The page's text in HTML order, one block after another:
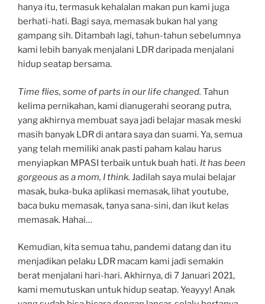
hanya itu, termasuk kehalalan makan pun kami juga
berhati-hati. Bagi saya, memasak bukan hal yang
gampang sih. Ditambah lagi, tahun-tahun sebelumnya
kami lebih banyak menjalani LDR daripada menjalani
hidup seatap bersama.
Time flies, some of parts in our life changed. Tahun
kelima pernikahan, kami dianugerahi seorang putra,
yang akhirnya membuat saya jadi belajar masak meski
masih banyak LDR di antara saya dan suami. Ya, semua
yang telah memiliki anak pasti paham kalau harus
menyiapkan MPASI terbaik untuk buah hati. It has been
gorgeous as a mom, I think. Jadilah saya mulai belajar
masak, buka-buka aplikasi memasak, lihat youtube,
baca buku memasak, tanya sana-sini, dan ikut kelas
memasak. Hahai…
Kemudian, kita semua tahu, pandemi datang dan itu
menjadikan pelaku LDR macam kami jadi semakin
berat menjalani hari-hari. Akhirnya, di 7 Januari 2021,
kami memutuskan untuk hidup seatap. Yeayyy! Anak